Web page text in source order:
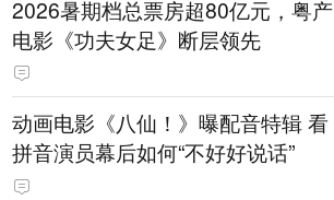
2026暑期档总票房超80亿元，粤产
电影《功夫女足》断层领先
动画电影《八仙！》曝配音特辑 看
拼音演员幕后如何“不好好说话”